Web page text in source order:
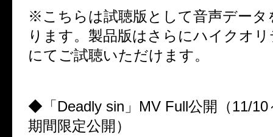
※こちらは試聴版として音声データ
ります。製品版はさらにハイクオ
にてご試聴いただけます。
◆「Deadly sin」MV Full公開（11/10
期間限定公開）